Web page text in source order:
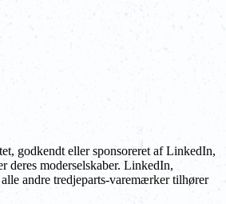
godkendt eller sponsoreret af LinkedIn,
deres moderselskaber. LinkedIn,
andre tredjeparts-varemærker tilhører